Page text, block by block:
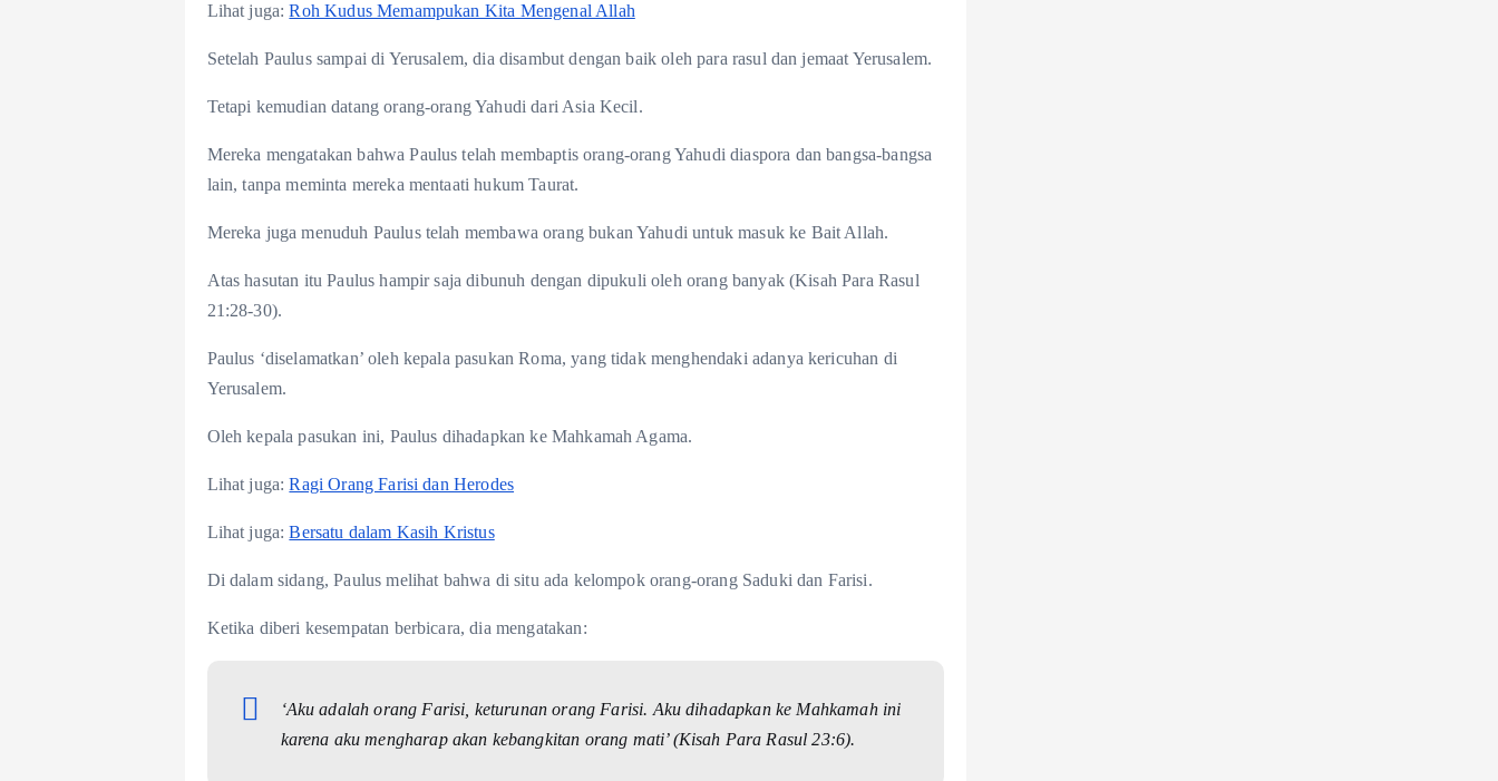
Lihat juga:Roh Kudus Memampukan Kita Mengenal Allah
Setelah Paulus sampai di Yerusalem, dia disambut dengan baik oleh para rasul dan jemaat Yerusalem.
Tetapi kemudian datang orang-orang Yahudi dari Asia Kecil.
Mereka mengatakan bahwa Paulus telah membaptis orang-orang Yahudi diaspora dan bangsa-bangsa
lain, tanpa meminta mereka mentaati hukum Taurat.
Mereka juga menuduh Paulus telah membawa orang bukan Yahudi untuk masuk ke Bait Allah.
Atas hasutan itu Paulus hampir saja dibunuh dengan dipukuli oleh orang banyak (Kisah Para Rasul
21:28-30).
Paulus ‘diselamatkan’ oleh kepala pasukan Roma, yang tidak menghendaki adanya kericuhan di
Yerusalem.
Oleh kepala pasukan ini, Paulus dihadapkan ke Mahkamah Agama.
Lihat juga:Ragi Orang Farisi dan Herodes
Lihat juga:Bersatu dalam Kasih Kristus
Di dalam sidang, Paulus melihat bahwa di situ ada kelompok orang-orang Saduki dan Farisi.
Ketika diberi kesempatan berbicara, dia mengatakan:
‘Aku adalah orang Farisi, keturunan orang Farisi. Aku dihadapkan ke Mahkamah ini
karena aku mengharap akan kebangkitan orang mati’ (Kisah Para Rasul 23:6).